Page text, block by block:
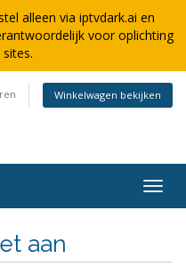
alleen via iptvdark.ai en
voor oplichting
Winkelwagen bekijken
in-/
aan